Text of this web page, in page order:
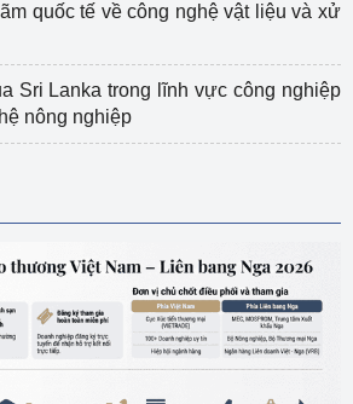
quốc tế về công nghệ vật liệu và xử
Sri Lanka trong lĩnh vực công nghiệp
nông nghiệp